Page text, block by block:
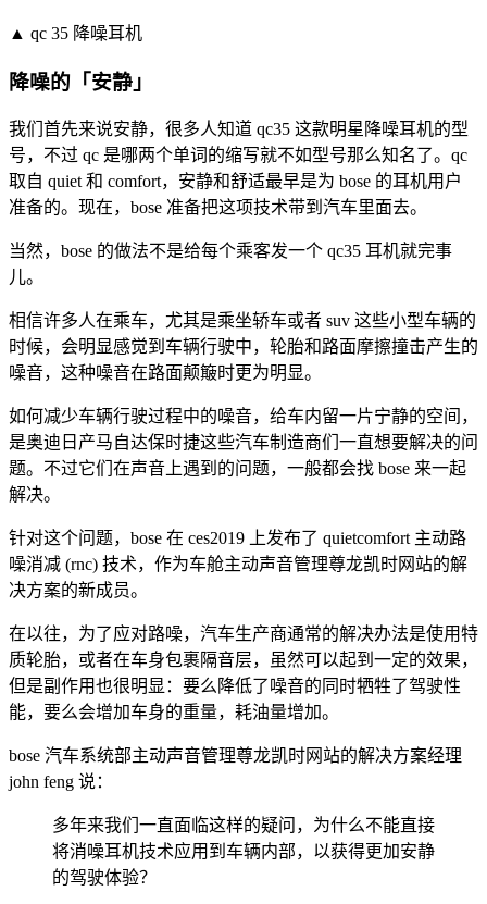
▲ qc 35 降噪耳机
降噪的「安静」
我们首先来说安静，很多人知道 qc35 这款明星降噪耳机的型
号，不过 qc 是哪两个单词的缩写就不如型号那么知名了。qc
取自 quiet 和 comfort，安静和舒适最早是为 bose 的耳机用户
准备的。现在，bose 准备把这项技术带到汽车里面去。
当然，bose 的做法不是给每个乘客发一个 qc35 耳机就完事
儿。
相信许多人在乘车，尤其是乘坐轿车或者 suv 这些小型车辆的
时候，会明显感觉到车辆行驶中，轮胎和路面摩擦撞击产生的
噪音，这种噪音在路面颠簸时更为明显。
如何减少车辆行驶过程中的噪音，给车内留一片宁静的空间，
是奥迪日产马自达保时捷这些汽车制造商们一直想要解决的问
题。不过它们在声音上遇到的问题，一般都会找 bose 来一起
解决。
针对这个问题，bose 在 ces2019 上发布了 quietcomfort 主动路
噪消减 (rnc) 技术，作为车舱主动声音管理尊龙凯时网站的解
决方案的新成员。
在以往，为了应对路噪，汽车生产商通常的解决办法是使用特
质轮胎，或者在车身包裹隔音层，虽然可以起到一定的效果，
但是副作用也很明显：要么降低了噪音的同时牺牲了驾驶性
能，要么会增加车身的重量，耗油量增加。
bose 汽车系统部主动声音管理尊龙凯时网站的解决方案经理
john feng 说：
多年来我们一直面临这样的疑问，为什么不能直接
将消噪耳机技术应用到车辆内部，以获得更加安静
的驾驶体验？